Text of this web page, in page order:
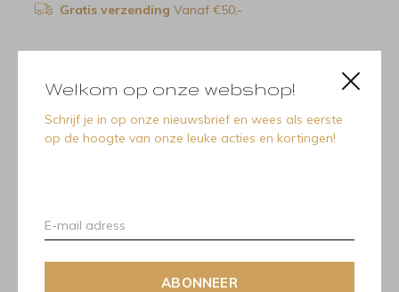
Welkom op onze webshop!
Schrijf je in op onze nieuwsbrief en wees als eerste
op de hoogte van onze leuke acties en kortingen!
ABONNEER
Gratis verzending Vanaf €50,-
Delen
Recente artikelen